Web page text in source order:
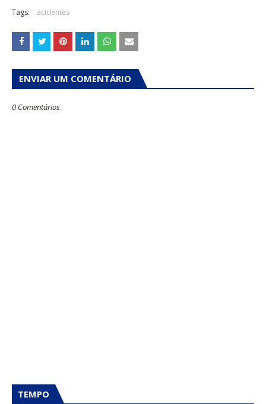
Tags: acidentes
ENVIAR UM COMENTÁRIO
0 Comentários
TEMPO